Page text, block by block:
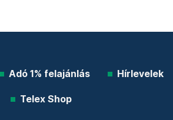
Adó 1% felajánlás Hírlevelek
Telex Shop